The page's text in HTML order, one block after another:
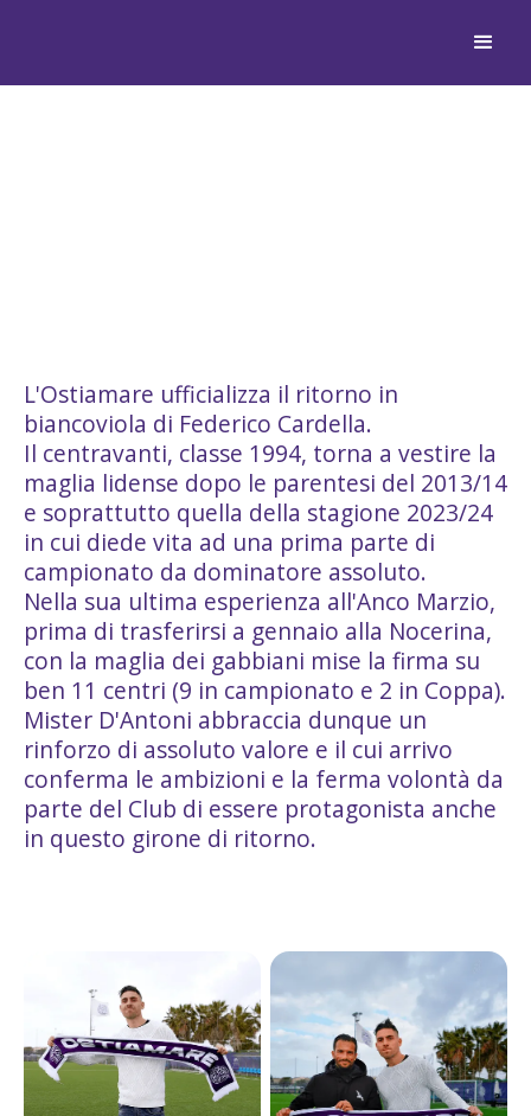
L'Ostiamare ufficializza il ritorno in
biancoviola di Federico Cardella.
Il centravanti, classe 1994, torna a vestire la
maglia lidense dopo le parentesi del 2013/14
e soprattutto quella della stagione 2023/24
in cui diede vita ad una prima parte di
campionato da dominatore assoluto.
Nella sua ultima esperienza all'Anco Marzio,
prima di trasferirsi a gennaio alla Nocerina,
con la maglia dei gabbiani mise la firma su
ben 11 centri (9 in campionato e 2 in Coppa).
Mister D'Antoni abbraccia dunque un
rinforzo di assoluto valore e il cui arrivo
conferma le ambizioni e la ferma volontà da
parte del Club di essere protagonista anche
in questo girone di ritorno.